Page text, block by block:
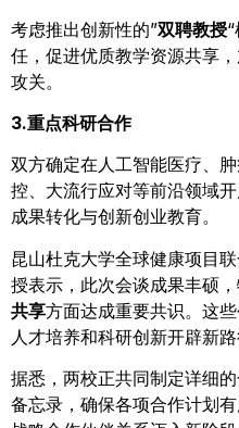
考虑推出创新性的”双聘教授
任，促进优质教学资源共享
攻关。
3.重点科研合作
双方确定在人工智能医疗、
控、大流行应对等前沿领域
成果转化与创新创业教育。
昆山杜克大学全球健康项目
授表示，此次会谈成果丰硕
共享方面达成重要共识。这
人才培养和科研创新开辟新路
据悉，两校正共同制定详细
备忘录，确保各项合作计划